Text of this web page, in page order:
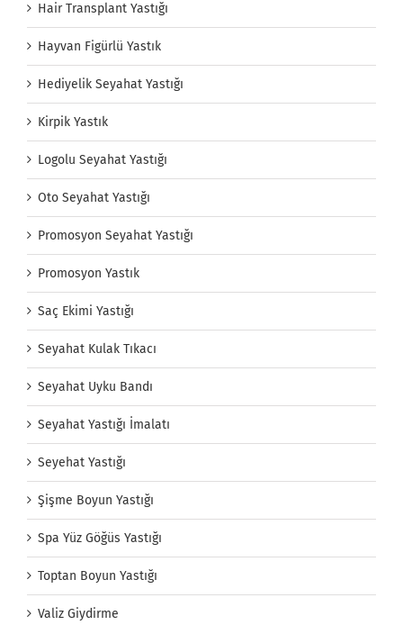
Hair Transplant Yastığı
Hayvan Figürlü Yastık
Hediyelik Seyahat Yastığı
Kirpik Yastık
Logolu Seyahat Yastığı
Oto Seyahat Yastığı
Promosyon Seyahat Yastığı
Promosyon Yastık
Saç Ekimi Yastığı
Seyahat Kulak Tıkacı
Seyahat Uyku Bandı
Seyahat Yastığı İmalatı
Seyehat Yastığı
Şişme Boyun Yastığı
Spa Yüz Göğüs Yastığı
Toptan Boyun Yastığı
Valiz Giydirme